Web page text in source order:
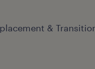
&